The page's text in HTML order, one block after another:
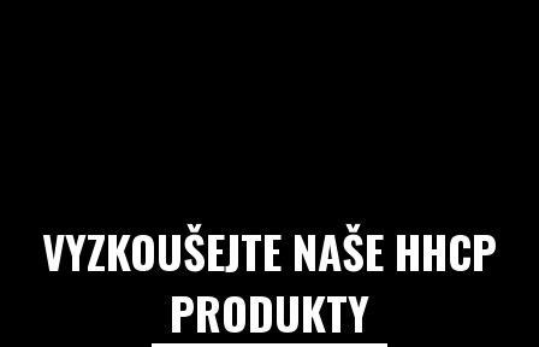
VYZKOUŠEJTE NAŠE HHCP
PRODUKTY